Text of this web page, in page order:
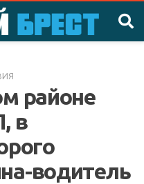
районе
в
водитель